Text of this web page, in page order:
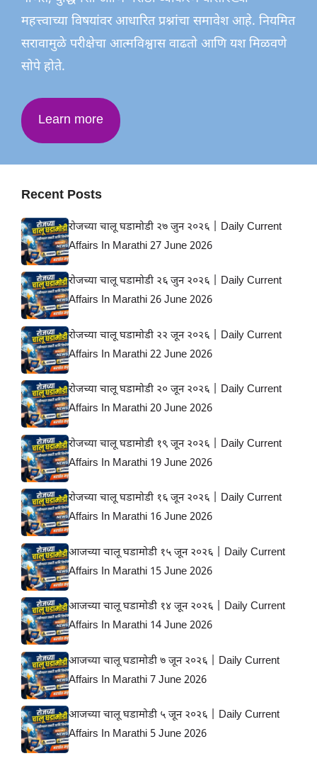
महत्त्वाच्या विषयांवर आधारित प्रश्नांचा समावेश आहे. नियमित
सरावामुळे परीक्षेचा आत्मविश्वास वाढतो आणि यश मिळवणे
सोपे होते.
Learn more
Recent Posts
रोजच्या चालू घडामोडी २७ जुन २०२६ | Daily Current
Affairs In Marathi 27 June 2026
रोजच्या चालू घडामोडी २६ जुन २०२६ | Daily Current
Affairs In Marathi 26 June 2026
रोजच्या चालू घडामोडी २२ जून २०२६ | Daily Current
Affairs In Marathi 22 June 2026
रोजच्या चालू घडामोडी २० जून २०२६ | Daily Current
Affairs In Marathi 20 June 2026
रोजच्या चालू घडामोडी १९ जून २०२६ | Daily Current
Affairs In Marathi 19 June 2026
रोजच्या चालू घडामोडी १६ जून २०२६ | Daily Current
Affairs In Marathi 16 June 2026
आजच्या चालू घडामोडी १५ जून २०२६ | Daily Current
Affairs In Marathi 15 June 2026
आजच्या चालू घडामोडी १४ जून २०२६ | Daily Current
Affairs In Marathi 14 June 2026
आजच्या चालू घडामोडी ७ जून २०२६ | Daily Current
Affairs In Marathi 7 June 2026
आजच्या चालू घडामोडी ५ जून २०२६ | Daily Current
Affairs In Marathi 5 June 2026